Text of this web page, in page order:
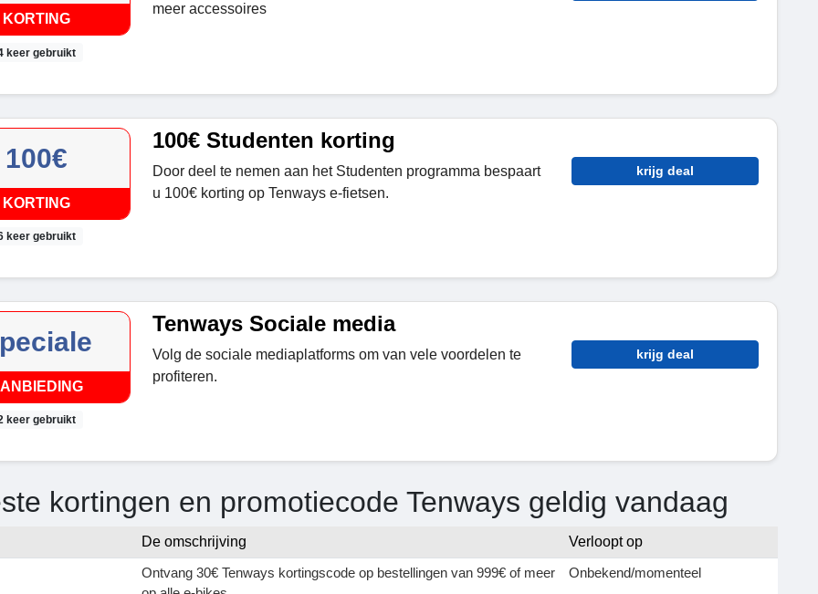
KORTING
keer gebruikt
meer accessoires
100€
KORTING
keer gebruikt
100€ Studenten korting
Door deel te nemen aan het Studenten programma bespaart
u 100€ korting op Tenways e-fietsen.
krijg deal
keer gebruikt
Tenways Sociale media
Volg de sociale mediaplatforms om van vele voordelen te
profiteren.
krijg deal
kortingen en promotiecode Tenways geldig vandaag
De omschrijving
Verloopt op
Ontvang 30€ Tenways kortingscode op bestellingen van 999€ of meer
Onbekend/momenteel